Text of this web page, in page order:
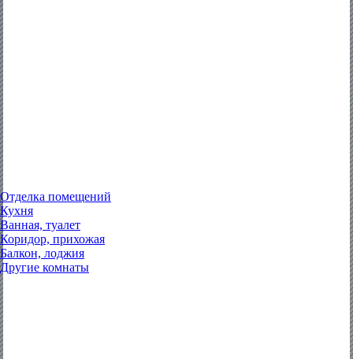
Отделка помещений
Кухня
Ванная, туалет
Коридор, прихожая
Балкон, лоджия
Другие комнаты